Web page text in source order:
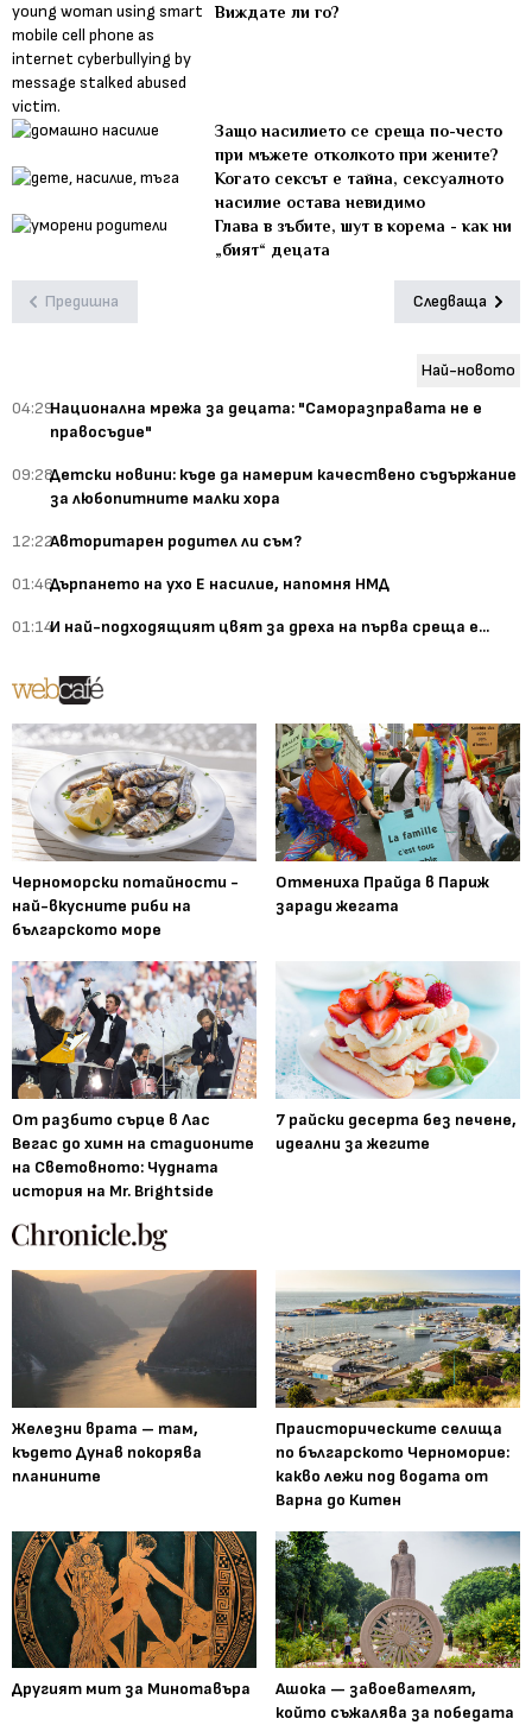
Виждате ли го?
Защо насилието се среща по-често
при мъжете отколкото при жените?
Когато сексът е тайна, сексуалното
насилие остава невидимо
Глава в зъбите, шут в корема - как ни
„бият“ децата
Предишна Следваща
Най-новото
04:29Национална мрежа за децата: "Саморазправата не е
правосъдие"
09:28Детски новини: къде да намерим качествено съдържание
за любопитните малки хора
12:22Авторитарен родител ли съм?
01:46Дърпането на ухо Е насилие, напомня НМД
01:14И най-подходящият цвят за дреха на първа среща е...
Черноморски потайности -
най-вкусните риби на
българското море
Отмениха Прайда в Париж
заради жегата
От разбито сърце в Лас
Вегас до химн на стадионите
на Световното: Чудната
история на Mr. Brightside
7 райски десерта без печене,
идеални за жегите
Железни врата – там,
където Дунав покорява
планините
Праисторическите селища
по българското Черноморие:
какво лежи под водата от
Варна до Китен
Другият мит за Минотавъра
Ашока — завоевателят,
който съжалява за победата